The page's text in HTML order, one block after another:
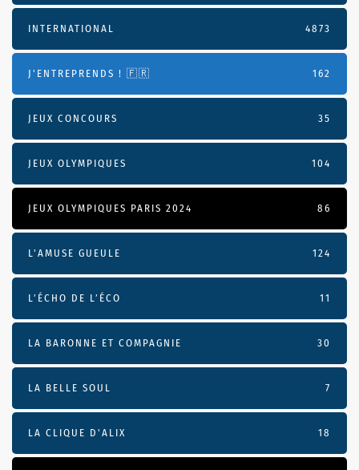
INTERNATIONAL 4873
J'ENTREPRENDS ! 🇫🇷 162
JEUX CONCOURS 35
JEUX OLYMPIQUES 104
JEUX OLYMPIQUES PARIS 2024 86
L'AMUSE GUEULE 124
L’ÉCHO DE L’ÉCO 11
LA BARONNE ET COMPAGNIE 30
LA BELLE SOUL 7
LA CLIQUE D'ALIX 18